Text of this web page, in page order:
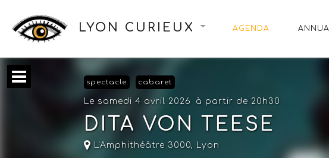
LYON CURIEUX AGENDA
spectacle cabaret
Le samedi 4 avril 2026 à partir de 20h30
DITA VON TEESE
L'Amphithéâtre 3000, Lyon